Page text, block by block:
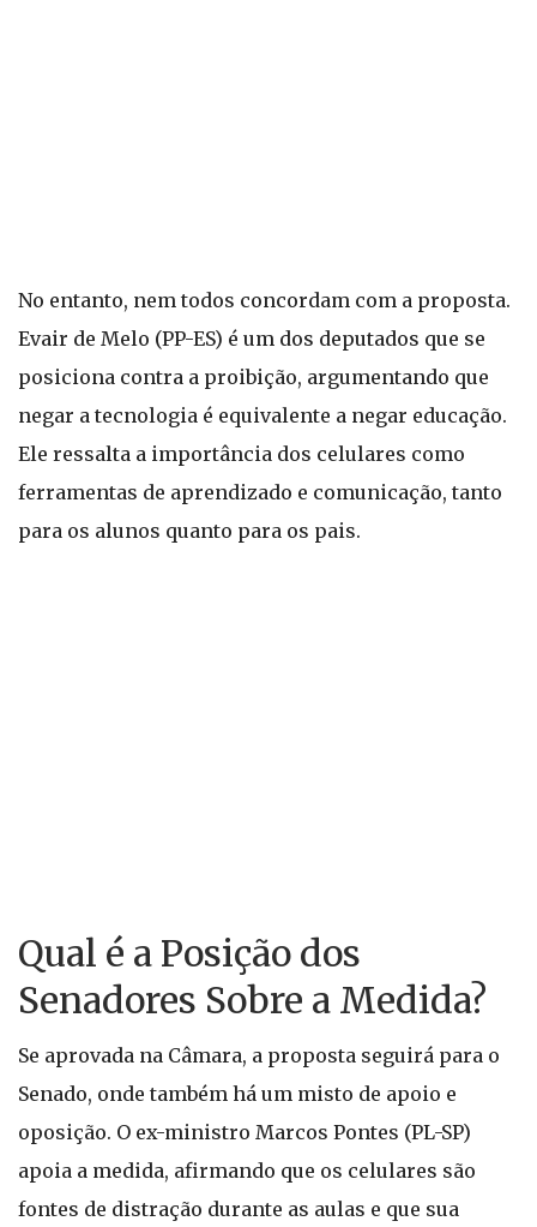
No entanto, nem todos concordam com a proposta.
Evair de Melo (PP-ES) é um dos deputados que se
posiciona contra a proibição, argumentando que
negar a tecnologia é equivalente a negar educação.
Ele ressalta a importância dos celulares como
ferramentas de aprendizado e comunicação, tanto
para os alunos quanto para os pais.
Qual é a Posição dos
Senadores Sobre a Medida?
Se aprovada na Câmara, a proposta seguirá para o
Senado, onde também há um misto de apoio e
oposição. O ex-ministro Marcos Pontes (PL-SP)
apoia a medida, afirmando que os celulares são
fontes de distração durante as aulas e que sua